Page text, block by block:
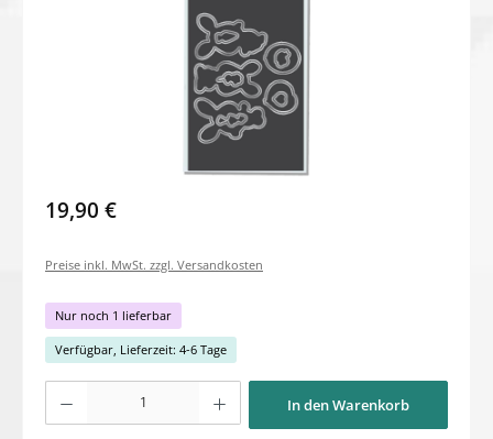
19,90 €
Preise inkl. MwSt. zzgl. Versandkosten
Nur noch 1 lieferbar
Verfügbar, Lieferzeit: 4-6 Tage
Produkt Anzahl: Gib den gewünschten Wert ein oder benutze die Schaltflächen um
In den Warenkorb